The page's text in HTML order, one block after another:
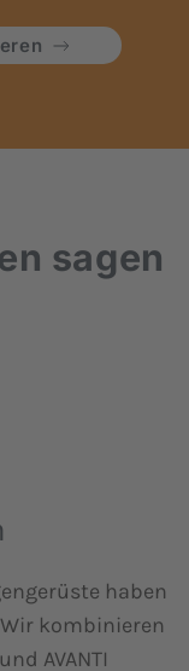
sagen
haben
kombinieren
AVANTI